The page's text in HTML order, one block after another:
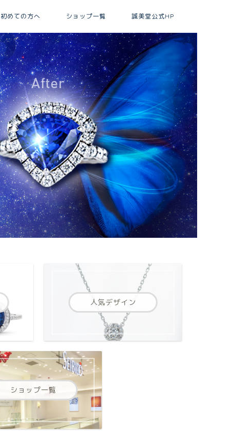
初めての方へ ショップ一覧 誠美堂公式HP
人気デザイン
ショップ一覧